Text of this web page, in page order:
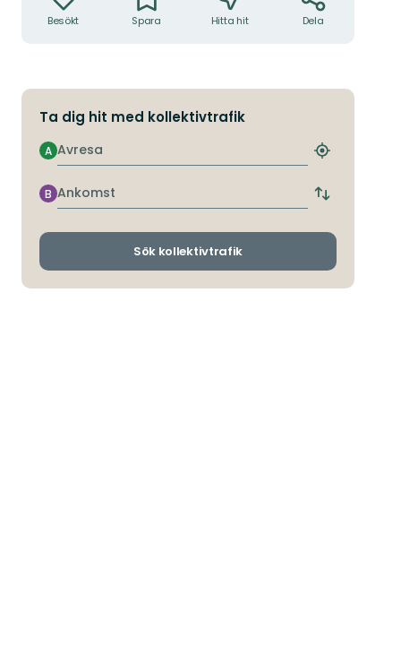
Besökt Spara Hitta hit Dela
Ta dig hit med kollektivtrafik
Avresa
A
Hitta
hållplats
Ankomst
B
Byt
och
Sök kollektivtrafik